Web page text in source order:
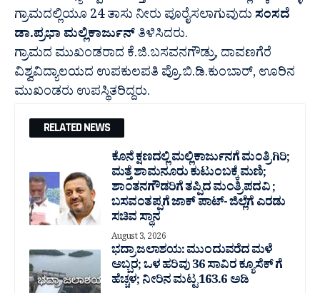
ಗ್ರಾಮದಲ್ಲಿಯೂ 24 ತಾಸು ನೀರು ಪೂರೈಸಲಾಗುವುದುಸಂಸದೆ
ಡಾ.ಪ್ರಭಾ ಮಲ್ಲಿಕಾರ್ಜುನ್ತಿಳಿಸಿದರು.
ಗ್ರಾಮದ ಮುಖಂಡರಾದ ಕೆ.ಜಿ.ಬಸವನಗೌಡ್ರು, ದಾವಣಗೆರೆ
ವಿಶ್ವವಿದ್ಯಾಲಯದ ಉಪಕುಲಪತಿ ಪ್ರೊ.ಬಿ.ಡಿ.ಕುಂಬಾರ್, ಊರಿನ
ಮುಖಂಡರು ಉಪಸ್ಥಿತರಿದ್ದರು.
RELATED NEWS
ಕೊನೆ ಕ್ಷಣದಲ್ಲಿ ಮಲ್ಲಿಕಾರ್ಜುನಗೆ ಮಂತ್ರಿಗಿರಿ;
ಮತ್ತೆ ಶಾಮನೂರು ಕುಟುಂಬಕ್ಕೆ ಮಣಿ;
ಶಾಂತನಗೌಡರಿಗೆ ತಪ್ಪಿದ ಮಂತ್ರಿ ಪದವಿ ;
ಬಸವಂತಪ್ಪಗೆ ಜಾಕ್ ಪಾಟ್- ಜಿಲ್ಲೆಗೆ ಎರಡು
ಸಚಿವ ಸ್ಥಾನ
August 3, 2026
ಭದ್ರಾ ಜಲಾಶಯ: ಮುಂದುವರೆದ ಮಳೆ
ಅಬ್ಬರ; ಒಳ ಹರಿವು 36 ಸಾವಿರ‌ ಕ್ಯೂಸೆಕ್ ಗೆ
ಹೆಚ್ಚಳ; ನೀರಿನ ಮಟ್ಟ 163.6 ಅಡಿ